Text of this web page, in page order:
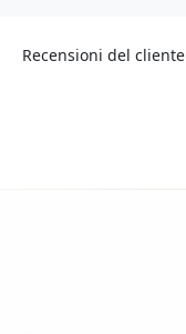
Recensioni del cliente